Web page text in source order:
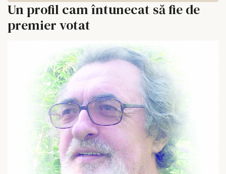
Un profil cam întunecat să fie de
premier votat